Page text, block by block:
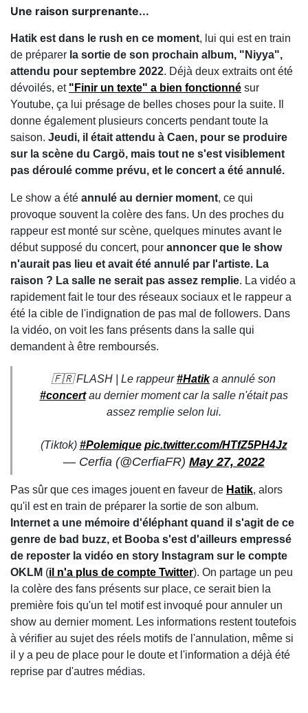
Une raison surprenante...
Hatik est dans le rush en ce moment, lui qui est en train
de préparer la sortie de son prochain album, "Niyya",
attendu pour septembre 2022. Déjà deux extraits ont été
dévoilés, et "Finir un texte" a bien fonctionné sur
Youtube, ça lui présage de belles choses pour la suite. Il
donne également plusieurs concerts pendant toute la
saison. Jeudi, il était attendu à Caen, pour se produire
sur la scène du Cargö, mais tout ne s'est visiblement
pas déroulé comme prévu, et le concert a été annulé.
Le show a été annulé au dernier moment, ce qui
provoque souvent la colère des fans. Un des proches du
rappeur est monté sur scène, quelques minutes avant le
début supposé du concert, pour annoncer que le show
n'aurait pas lieu et avait été annulé par l'artiste. La
raison ? La salle ne serait pas assez remplie. La vidéo a
rapidement fait le tour des réseaux sociaux et le rappeur a
été la cible de l'indignation de pas mal de followers. Dans
la vidéo, on voit les fans présents dans la salle qui
demandent à être remboursés.
🇫🇷 FLASH | Le rappeur#Hatika annulé son
#concertau dernier moment car la salle n'était pas
assez remplie selon lui.
(Tiktok) #Polemique pic.twitter.com/HTfZ5PH4Jz
— Cerfia (@CerfiaFR) May 27, 2022
Pas sûr que ces images jouent en faveur de Hatik, alors
qu'il est en train de préparer la sortie de son album.
Internet a une mémoire d'éléphant quand il s'agit de ce
genre de bad buzz, et Booba s'est d'ailleurs empressé
de reposter la vidéo en story Instagram sur le compte
OKLM (il n'a plus de compte Twitter). On partage un peu
la colère des fans présents sur place, ce serait bien la
première fois qu'un tel motif est invoqué pour annuler un
show au dernier moment. Les informations restent toutefois
à vérifier au sujet des réels motifs de l'annulation, même si
il y a peu de place pour le doute et l'information a déjà été
reprise par d'autres médias.